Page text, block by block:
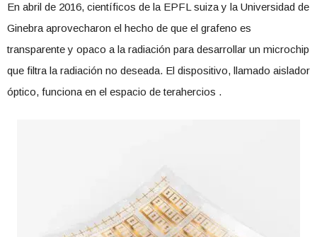
En abril de 2016, científicos de la EPFL suiza y la Universidad de
Ginebra aprovecharon el hecho de que el grafeno es
transparente y opaco a la radiación para desarrollar un microchip
que filtra la radiación no deseada. El dispositivo, llamado aislador
óptico, funciona en el espacio de terahercios .